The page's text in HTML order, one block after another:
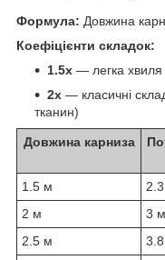
Формула: Довжина
Коефіцієнти складок:
1.5x — легка хвиля
2x — класичні
тканин)
Довжина карниза
1.5 м
2 м
3 м
2.5 м